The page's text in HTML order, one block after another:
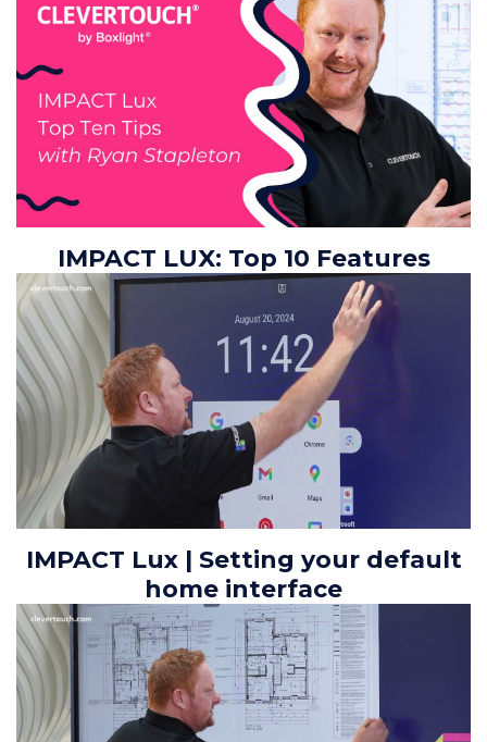
IMPACT LUX: Top 10 Features
IMPACT Lux | Setting your default
home interface